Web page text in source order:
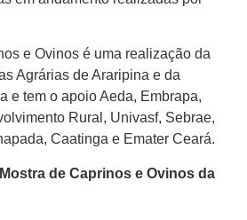
e Ovinos é uma realização da
Agrárias de Araripina e da
e tem o apoio Aeda, Embrapa,
Rural, Univasf, Sebrae,
Caatinga e Emater Ceará.
de Caprinos e Ovinos da